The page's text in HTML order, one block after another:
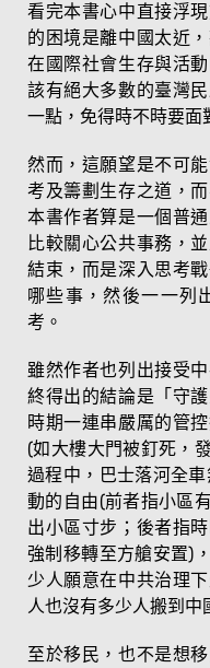
看完本書心中直接浮
的困境是離中國太近
在國際社會生存與活
該有絕大多數的臺灣
一點，免得時不時要面
然而，這願望是不可
考及籌劃生存之道，
本書作者算是一個普
比較關心公共事務，
結束，而是深入思考
哪些事，然後一一列
考。
雖然作者也列出接受
終得出的結論是「守
時期一連串嚴厲的管
(如大樓大門被釘死，
過程中，巴士落河全
動的自由(前者指小區
出小區寸步；後者指
強制移轉至方艙安置)
少人願意在中共治理
人也沒有多少人搬到中
至於移民，也不是想